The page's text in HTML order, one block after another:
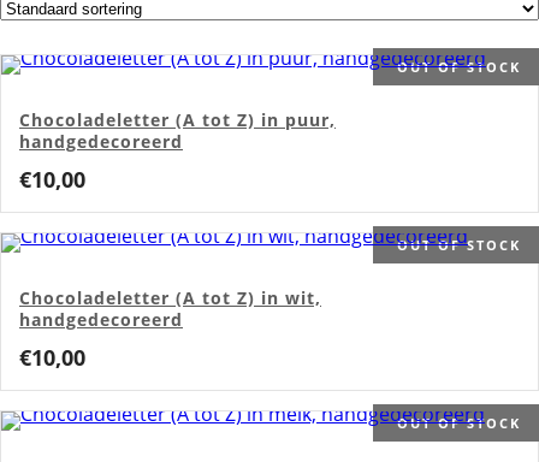
OUT OF STOCK
Chocoladeletter (A tot Z) in puur,
handgedecoreerd
€10,00
OUT OF STOCK
Chocoladeletter (A tot Z) in wit,
handgedecoreerd
€10,00
OUT OF STOCK